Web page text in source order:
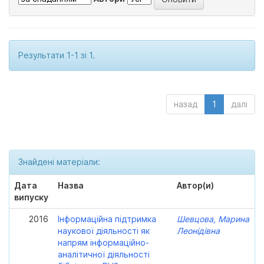
Результати 1-1 зі 1.
назад 1 далі
Знайдені матеріали:
Дата
випуску
Назва Автор(и)
2016
Інформаційна підтримка
наукової діяльності як
напрям інформаційно-
аналітичної діяльності
Шевцова, Марина
Леонідівна